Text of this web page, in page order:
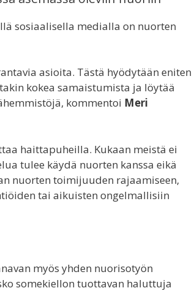
sosiaalisella medialla on nuorten
asioita. Tästä hyödytään eniten
kokea samaistumista ja löytää
kommentoi Meri
haittapuheilla. Kukaan meistä ei
tulee käydä nuorten kanssa eikä
nuorten toimijuuden rajaamiseen,
tai aikuisten ongelmallisiin
myös yhden nuorisotyön
somekiellon tuottavan haluttuja